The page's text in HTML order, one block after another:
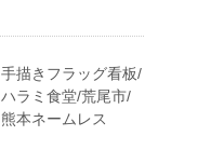
手描きフラッグ看板/
ハラミ食堂/荒尾市/
熊本ネームレス